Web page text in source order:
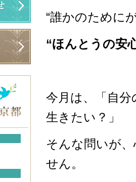
“誰かのために
“ほんとうの安
今月は、「自
生きたい？」
そんな問いが
せん。